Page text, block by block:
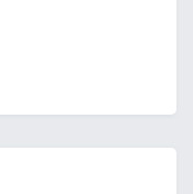
hợp điền vào ô